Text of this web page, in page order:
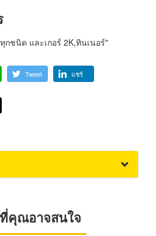
ชนิด และเกอร์ 2K,ทินเนอร์"
Tweet แชร์
คุณอาจสนใจ